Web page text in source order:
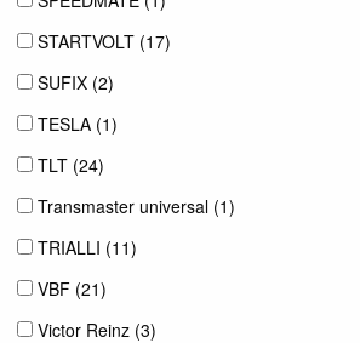
STARTVOLT (17)
SUFIX (2)
TESLA (1)
TLT (24)
Transmaster universal (1)
TRIALLI (11)
VBF (21)
Victor Reinz (3)